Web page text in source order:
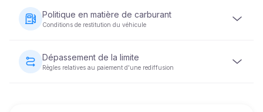
remise du véhicule. Le montant de la caution varie en
fonction de la catégorie du véhicule et sera restitué dans
un délai de 5 à 10 jours ouvrables après la restitution du
Politique en matière de carburant
Conditions de restitution du véhicule
carburant qu'au moment de la remise du véhicule.
Dépassement de la limite
Règles relatives au paiement d'une rediffusion